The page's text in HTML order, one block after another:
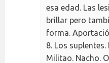
esa edad. Las
brillar pero
forma.
8. Los suplentes.
Militao. Nacho.